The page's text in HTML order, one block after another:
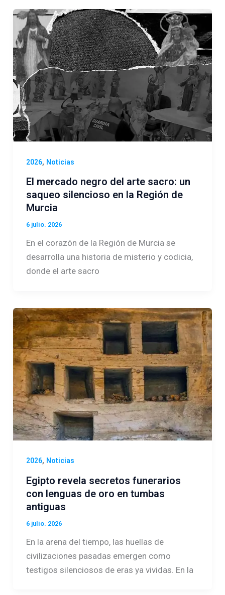
2026, Noticias
El mercado negro del arte sacro: un
saqueo silencioso en la Región de
Murcia
6 julio. 2026
En el corazón de la Región de Murcia se
desarrolla una historia de misterio y codicia,
donde el arte sacro
2026, Noticias
Egipto revela secretos funerarios
con lenguas de oro en tumbas
antiguas
6 julio. 2026
En la arena del tiempo, las huellas de
civilizaciones pasadas emergen como
testigos silenciosos de eras ya vividas. En la